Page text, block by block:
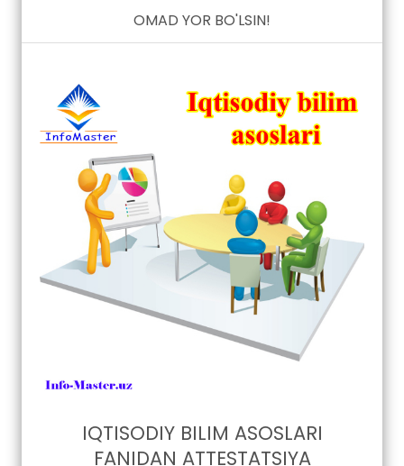
OMAD YOR BO'LSIN!
IQTISODIY BILIM ASOSLARI
FANIDAN ATTESTATSIYA